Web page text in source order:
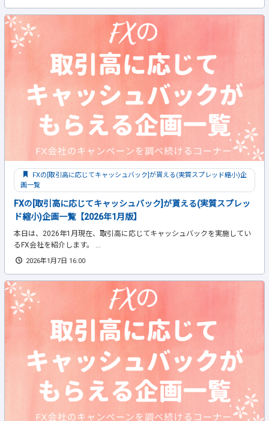
FXの[取引高に応じてキャッシュバック]が貰える(実質スプレッド縮小)企
画一覧
FXの[取引高に応じてキャッシュバック]が貰える(実質スプレッ
ド縮小)企画一覧【2026年1月版】
本日は、2026年1月現在、取引高に応じてキャッシュバックを実施してい
るFX会社を紹介します。 ...
2026年1月7日 16:00